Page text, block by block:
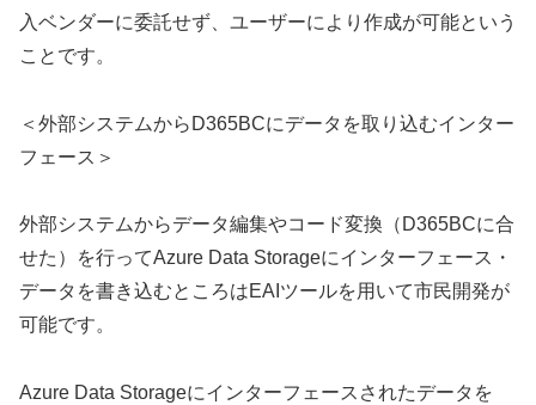
入ベンダーに委託せず、ユーザーにより作成が可能という
ことです。
＜外部システムからD365BCにデータを取り込むインター
フェース＞
外部システムからデータ編集やコード変換（D365BCに合
せた）を行ってAzure Data Storageにインターフェース・
データを書き込むところはEAIツールを用いて市民開発が
可能です。
Azure Data Storageにインターフェースされたデータを